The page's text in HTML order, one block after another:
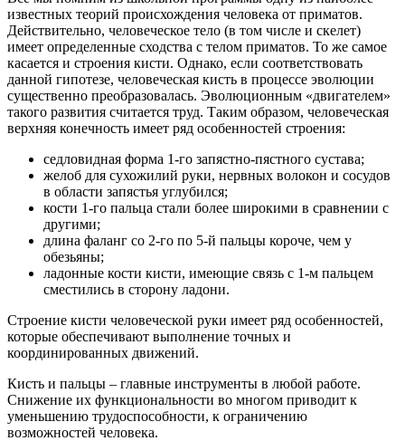
известных теорий происхождения человека от приматов.
Действительно, человеческое тело (в том числе и скелет)
имеет определенные сходства с телом приматов. То же самое
касается и строения кисти. Однако, если соответствовать
данной гипотезе, человеческая кисть в процессе эволюции
существенно преобразовалась. Эволюционным «двигателем»
такого развития считается труд. Таким образом, человеческая
верхняя конечность имеет ряд особенностей строения:
седловидная форма 1-го запястно-пястного сустава;
желоб для сухожилий руки, нервных волокон и сосудов
в области запястья углубился;
кости 1-го пальца стали более широкими в сравнении с
другими;
длина фаланг со 2-го по 5-й пальцы короче, чем у
обезьяны;
ладонные кости кисти, имеющие связь с 1-м пальцем
сместились в сторону ладони.
Строение кисти человеческой руки имеет ряд особенностей,
которые обеспечивают выполнение точных и
координированных движений.
Кисть и пальцы – главные инструменты в любой работе.
Снижение их функциональности во многом приводит к
уменьшению трудоспособности, к ограничению
возможностей человека.